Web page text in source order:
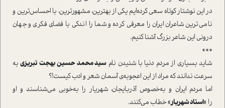
در این نوشتار کوتاه سعی کرده‌ایم یکی از بهترین، مشهورترین، با احساس‌ترین و
نامی‌ترین شاعران ایران را معرفی کرده و شما را اندکی با فضای فکری و جهان
درونی این شاعر بزرگ آشنا کنیم.
***
شايد بسياري از مردم دنیا با شنيدن نامسيد محمد حسين بهجت تبريزيبه
سرعت ندانند که مراد از اين اعجوبه‌ی آسمان شعر و ادب کيست!؟
اما مردم ايران و به‌خصوص آذربايجان، شهريار را به‌خوبي مي‌شناسند و او
را «استاد شهريار»خطاب مي‌کنند.